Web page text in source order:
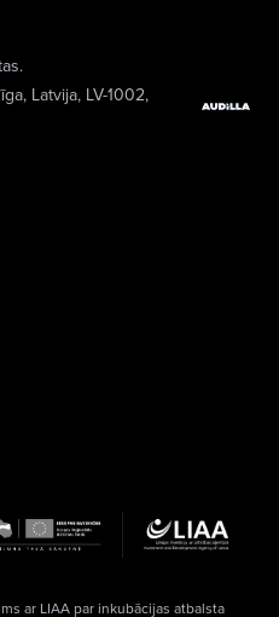
Latvija, LV-1002,
ar LIAA par inkubācijas atbalsta